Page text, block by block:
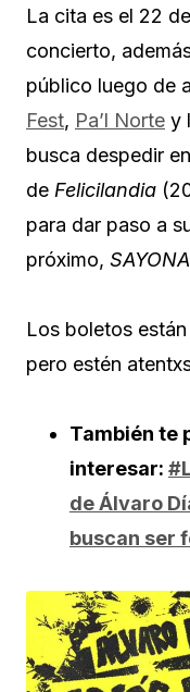
La cita es el 22
concierto,
público luego de
Fest, Pa’l Norte y
busca despedir
de Felicilandia
para dar paso a
próximo,
Los boletos
pero estén
También te
interesar:
de Álvaro
buscan ser